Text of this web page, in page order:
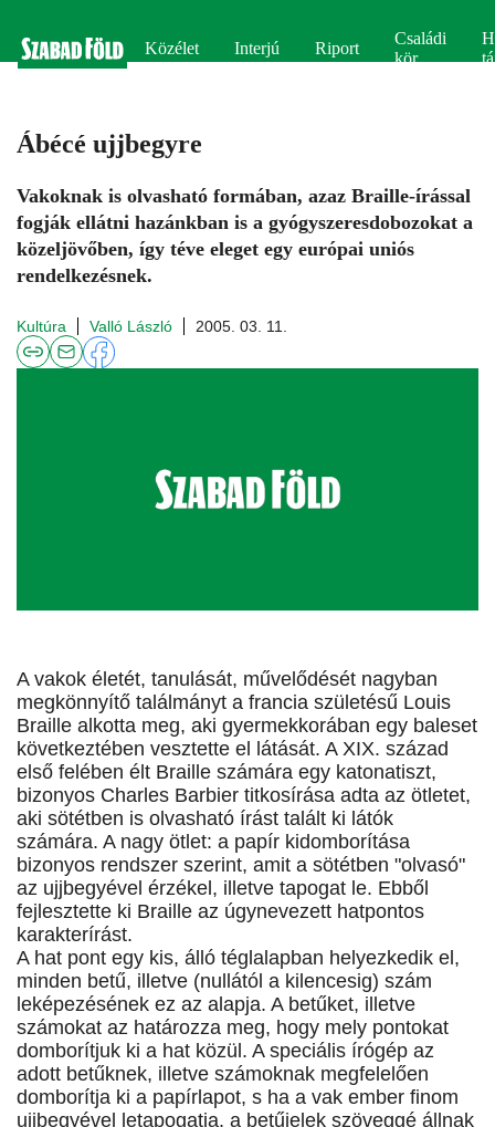
Közélet Interjú Riport
Családi
kör
Ábécé ujjbegyre
Vakoknak is olvasható formában, azaz Braille-írással
fogják ellátni hazánkban is a gyógyszeresdobozokat a
közeljövőben, így téve eleget egy európai uniós
rendelkezésnek.
Kultúra Valló László 2005. 03. 11.
A vakok életét, tanulását, művelődését nagyban
megkönnyítő találmányt a francia születésű Louis
Braille alkotta meg, aki gyermekkorában egy baleset
következtében vesztette el látását. A XIX. század
első felében élt Braille számára egy katonatiszt,
bizonyos Charles Barbier titkosírása adta az ötletet,
aki sötétben is olvasható írást talált ki látók
számára. A nagy ötlet: a papír kidomborítása
bizonyos rendszer szerint, amit a sötétben "olvasó"
az ujjbegyével érzékel, illetve tapogat le. Ebből
fejlesztette ki Braille az úgynevezett hatpontos
karakterírást.
A hat pont egy kis, álló téglalapban helyezkedik el,
minden betű, illetve (nullától a kilencesig) szám
leképezésének ez az alapja. A betűket, illetve
számokat az határozza meg, hogy mely pontokat
domborítjuk ki a hat közül. A speciális írógép az
adott betűknek, illetve számoknak megfelelően
domborítja ki a papírlapot, s ha a vak ember finom
ujjbegyével letapogatja, a betűjelek szöveggé állnak